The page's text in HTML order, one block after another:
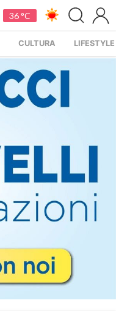
36 °C
CULTURA LIFESTYLE